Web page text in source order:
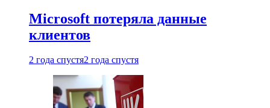
Microsoft потеряла данные
клиентов
2 года спустя2 года спустя